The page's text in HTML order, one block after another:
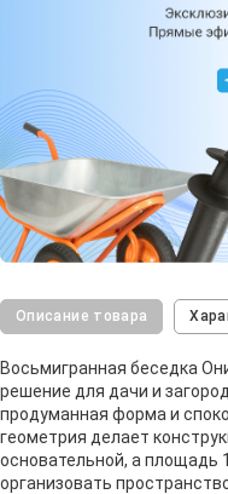
Описание товара
Восьмигранная беседка
решение для дачи и
продуманная форма и
геометрия делает
основательной, а площадь
организовать